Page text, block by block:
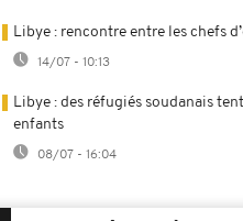
Libye : rencontre entre les chefs
14/07 - 10:13
Libye : des réfugiés soudanais
enfants
08/07 - 16:04